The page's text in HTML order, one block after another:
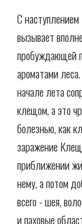
С
вызывает
пробуждающей
ароматами
начале лета
клещом, а это
болезнью, как
заражение
приближении
нему, а потом
всего - шея,
и паховые